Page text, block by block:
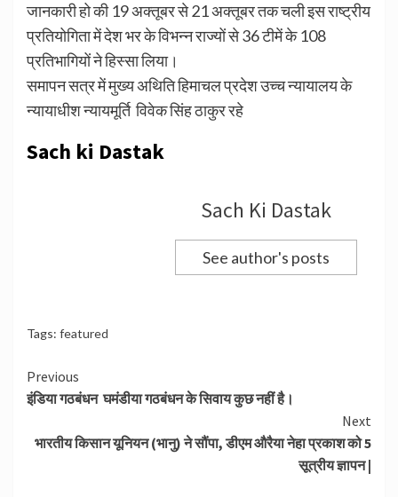
जानकारी हो की 19 अक्तूबर से 21 अक्तूबर तक चली इस राष्ट्रीय
प्रतियोगिता में देश भर के विभन्न राज्यों से 36 टीमें के 108
प्रतिभागियों ने हिस्सा लिया।
समापन सत्र में मुख्य अथिति हिमाचल प्रदेश उच्च न्यायालय के
न्यायाधीश न्यायमूर्ति विवेक सिंह ठाकुर रहे
Sach ki Dastak
Sach Ki Dastak
See author's posts
Tags: featured
Continue
Reading
Previous
इंडिया गठबंधन घमंडीया गठबंधन के सिवाय कुछ नहीं है।
Next
भारतीय किसान यूनियन (भानु) ने सौंपा, डीएम औरैया नेहा प्रकाश को 5
सूत्रीय ज्ञापन |